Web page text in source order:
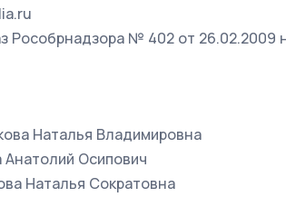
Рособрнадзора № 402 от 26.02.2009
Наталья Владимировна
Осипович
Наталья Сократовна